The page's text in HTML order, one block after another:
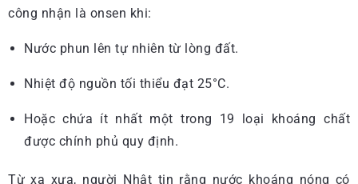
công nhận là onsen khi:
Nước phun lên tự nhiên từ lòng đất.
Nhiệt độ nguồn tối thiểu đạt 25°C.
Hoặc chứa ít nhất một trong 19 loại khoáng chất
được chính phủ quy định.
Từ xa xưa, người Nhật tin rằng nước khoáng nóng có